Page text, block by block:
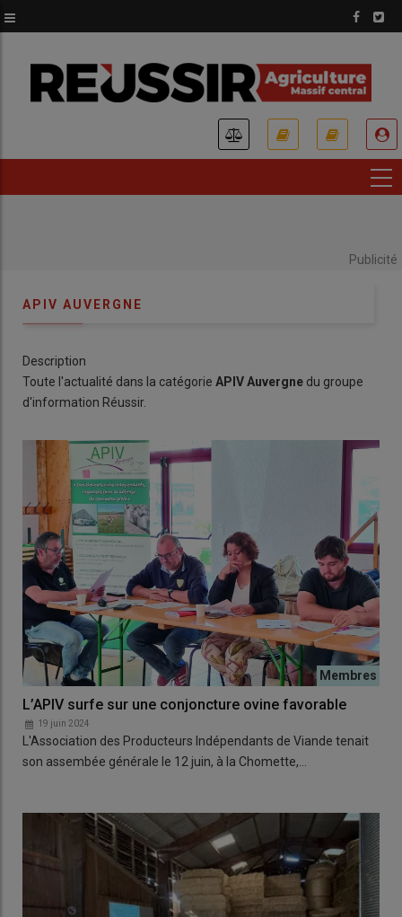
au
principal
Publicité
APIV AUVERGNE
Description
Toute l'actualité dans la catégorie APIV Auvergne du groupe
d'information Réussir.
L’APIV surfe sur une conjoncture ovine favorable
19 juin 2024
L'Association des Producteurs Indépendants de Viande tenait
son assembée générale le 12 juin, à la Chomette,…